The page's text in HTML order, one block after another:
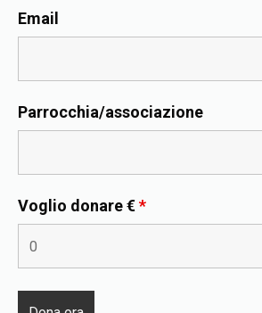
Email
Parrocchia/associazione
Voglio donare €*